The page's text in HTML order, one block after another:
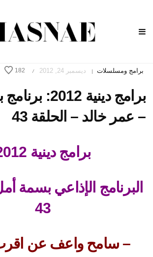
برامج ومسلسلات | ديسمبر 24, 2012 /
182
برامج دينية
– عمر خالد – الحلقة 43
برامج دينية 2012
البرنامج الإذاعي بسمة
43
– سامح واعف عن